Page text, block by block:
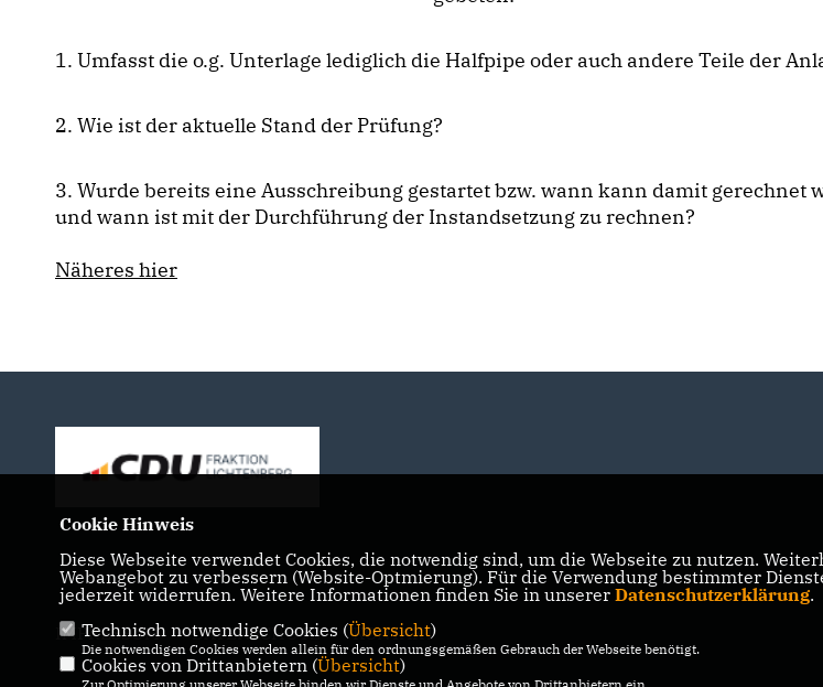
1. Umfasst die o.g. Unterlage lediglich die Halfpipe oder auch andere Teile der
2. Wie ist der aktuelle Stand der Prüfung?
3. Wurde bereits eine Ausschreibung gestartet bzw. wann kann damit gerechnet
und wann ist mit der Durchführung der Instandsetzung zu rechnen?
Näheres hier
IMPRESSUM DATENSCHUTZ KONTAKT
Cookie Hinweis
Diese Webseite verwendet Cookies, die notwendig sind, um die Webseite zu nutzen.
Webangebot zu verbessern (Website-Optmierung). Für die Verwendung bestimmter
jederzeit widerrufen. Weitere Informationen finden Sie in unserer Datenschutzerklärung.
Technisch notwendige Cookies (Übersicht)
Die notwendigen Cookies werden allein für den ordnungsgemäßen Gebrauch der Webseite benötigt.
Cookies von Drittanbietern (Übersicht)